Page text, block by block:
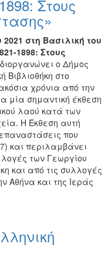
Στους
στη Βασιλική του
1898: Στους
ο Δήμος
Βιβλιοθήκη στο
χρόνια από την
μία σημαντική έκθεση
λαού κατά των
Η Έκθεση αυτή
που
και περιλαμβάνει
των Γεωργίου
και από τις συλλογές
Αθήνα και της Ιεράς